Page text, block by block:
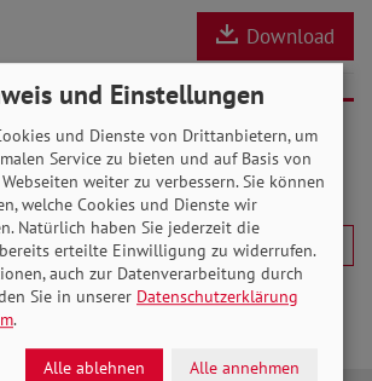
Download
und Einstellungen
und Dienste von Drittanbietern, um
Service zu bieten und auf Basis von
weiter zu verbessern. Sie können
welche Cookies und Dienste wir
Natürlich haben Sie jederzeit die
erteilte Einwilligung zu widerrufen.
auch zur Datenverarbeitung durch
Sie in unserer Datenschutzerklärung
.
Alle ablehnen Alle annehmen